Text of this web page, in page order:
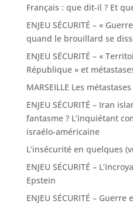
Français : que dit-il ? Et
ENJEU SÉCURITÉ – «
quand le brouillard se
ENJEU SÉCURITÉ – «
République » et
MARSEILLE Les
ENJEU SÉCURITÉ – Iran
fantasme ? L’inquiétant
israélo-américaine
L’insécurité en quelques
ENJEU SÉCURITÉ –
Epstein
ENJEU SÉCURITÉ –